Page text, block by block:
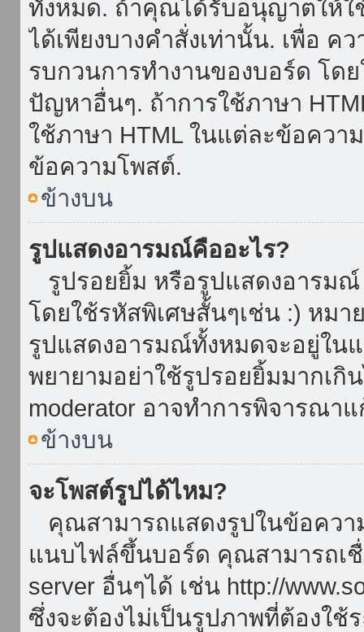
ทั้งหมด. ถ้าคุณได้รับอนุญาตให้ใ
ได้เพียงบางคำสั่งเท่านั้น. เพื่อ
รบกวนการทำงานของบอร์ด โด
ปัญหาอื่นๆ. ถ้าการใช้ภาษา
ใช้ภาษา HTML ในแต่ละข้อคว
ข้อความโพสต์.
ข้างบน
รูปแสดงอารมณ์คืออะไร?
รูปรอยยิ้ม หรือรูปแสดงอารมณ์
โดยใช้รหัสพิเศษสั้นๆเช่น :) หมา
รูปแสดงอารมณ์ทั้งหมดจะอยู่ใ
พยายามอย่าใช้รูปรอยยิ้มมากเกิ
moderator อาจทำการพิจารณา
ข้างบน
จะโพสต์รูปได้ไหม?
คุณสามารถแสดงรูปในข้อคว
แนบไฟล์ขึ้นบอร์ด คุณสามารถเชื่
server อื่นๆได้ เช่น http://
ซึ่งจะต้องไม่เป็นรูปภาพที่ต้องใ